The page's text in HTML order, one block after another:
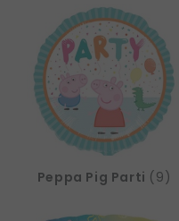
Peppa Pig Parti (9)